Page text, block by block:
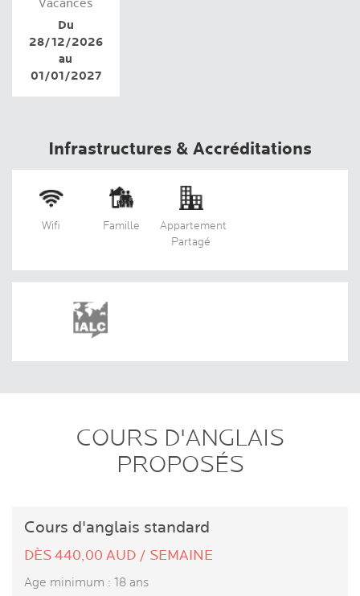
Vacances
Du
28/12/2026
au
01/01/2027
Infrastructures & Accréditations
Wifi Famille
Appartement
Partagé
COURS D'ANGLAIS
PROPOSÉS
Cours d'anglais standard
DÈS 440,00 AUD / SEMAINE
Age minimum : 18 ans